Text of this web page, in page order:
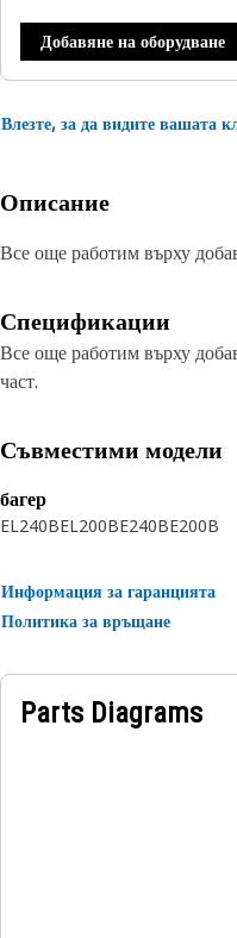
Добавяне на оборудване
Влезте, за да видите вашата
Описание
Все още работим върху
Спецификации
Все още работим върху
част.
Съвместими модели
багер
EL240BEL200BE240BE200B
Информация за гаранцията
Политика за връщане
Parts Diagrams